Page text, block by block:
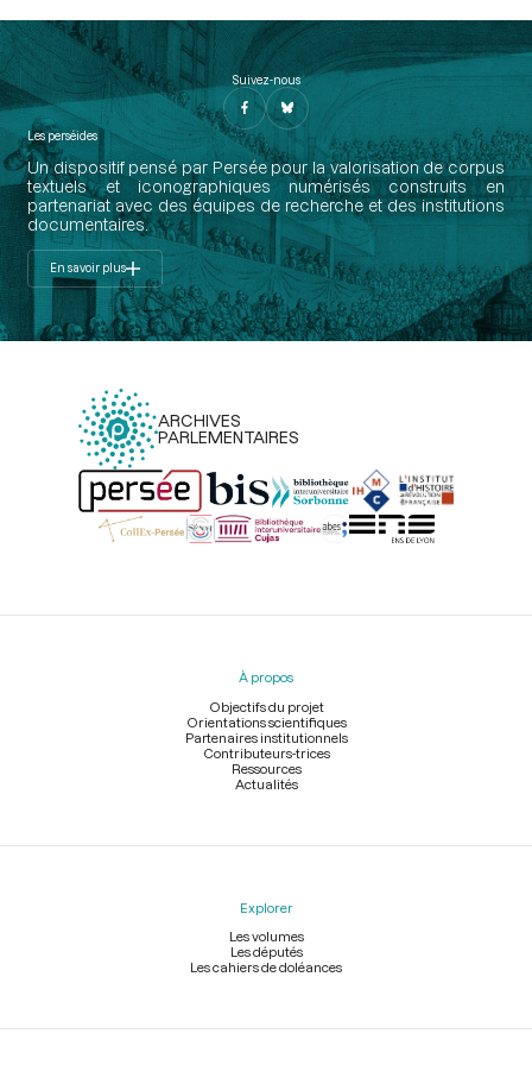
Suivez-nous
Les perséides
Un dispositif pensé par Persée pour la valorisation de corpus
textuels et iconographiques numérisés construits en
partenariat avec des équipes de recherche et des institutions
documentaires.
En savoir plus
ARCHIVES
PARLEMENTAIRES
Menu
À propos
Objectifs du projet
Orientations scientifiques
Partenaires institutionnels
Contributeurs-trices
Ressources
Actualités
Explorer
Les volumes
Les députés
Les cahiers de doléances